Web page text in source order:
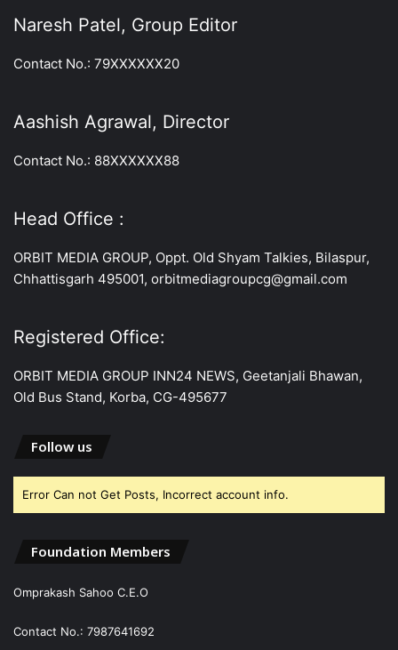
Naresh Patel, Group Editor
Contact No.: 79XXXXXX20
Aashish Agrawal, Director
Contact No.: 88XXXXXX88
Head Office :
ORBIT MEDIA GROUP, Oppt. Old Shyam Talkies, Bilaspur,
Chhattisgarh 495001, orbitmediagroupcg@gmail.com
Registered Office:
ORBIT MEDIA GROUP INN24 NEWS, Geetanjali Bhawan,
Old Bus Stand, Korba, CG-495677
Follow us
Error Can not Get Posts, Incorrect account info.
Foundation Members
Omprakash Sahoo C.E.O
Contact No.: 7987641692